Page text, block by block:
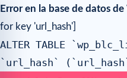
Error en la base de datos
for key 'url_hash']
ALTER TABLE
`url_hash`